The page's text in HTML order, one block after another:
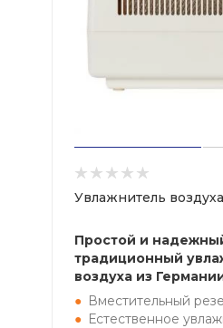
Увлажнитель
Простой и
традиционный
воздуха из
Вместительный
Естественное